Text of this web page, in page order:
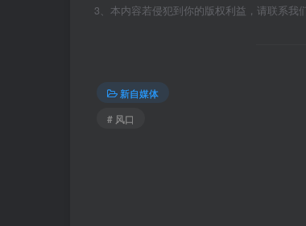
3、本内容若侵犯到你的版权利益，请联系我
新自媒体
# 风口